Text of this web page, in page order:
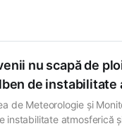
nu scapă de
de instabilitate
de Meteorologie și
instabilitate atmosferică